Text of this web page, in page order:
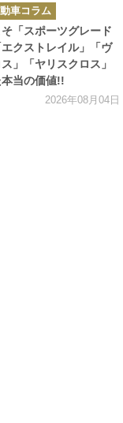
車コラム
「スポーツグレード
クストレイル」「ヴ
」「ヤリスクロス」
当の価値!!
2026年08月04日